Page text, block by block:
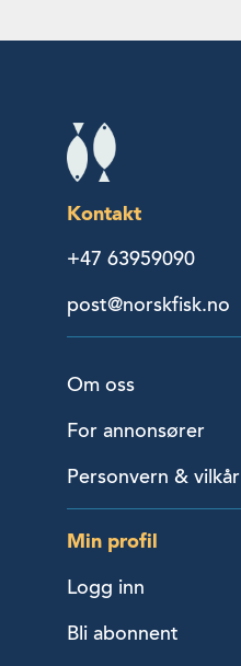
Kontakt
+47 63959090
post@norskfisk.no
Om oss
For annonsører
Personvern & vilkår
Min profil
Logg inn
Bli abonnent